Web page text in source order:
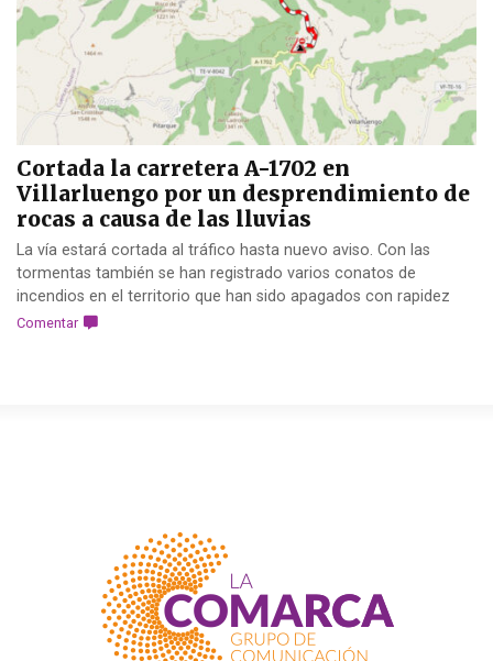
Cortada la carretera A-1702 en
Villarluengo por un desprendimiento de
rocas a causa de las lluvias
La vía estará cortada al tráfico hasta nuevo aviso. Con las
tormentas también se han registrado varios conatos de
incendios en el territorio que han sido apagados con rapidez
Comentar